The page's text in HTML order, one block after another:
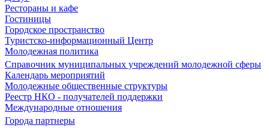
Рестораны и кафе
Гостиницы
Городское пространство
Туристско-информационный Центр
Молодежная политика
Справочник муниципальных учреждений молодежной сферы
Календарь мероприятий
Молодежные общественные структуры
Реестр НКО - получателей поддержки
Международные отношения
Города партнеры